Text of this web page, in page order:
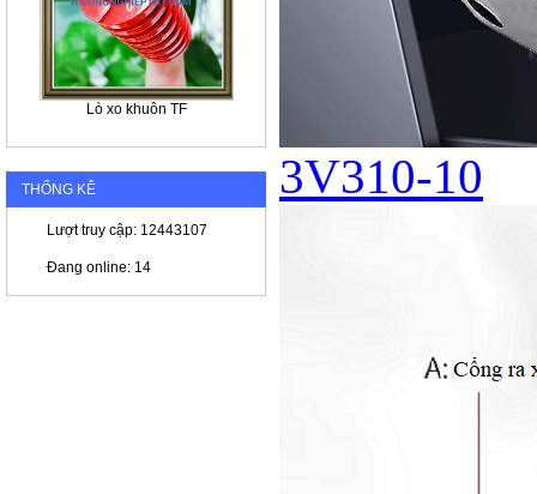
Lò xo khuôn TF
THỐNG KÊ
Lượt truy cập: 12443107
Đang online: 14
3V310-10